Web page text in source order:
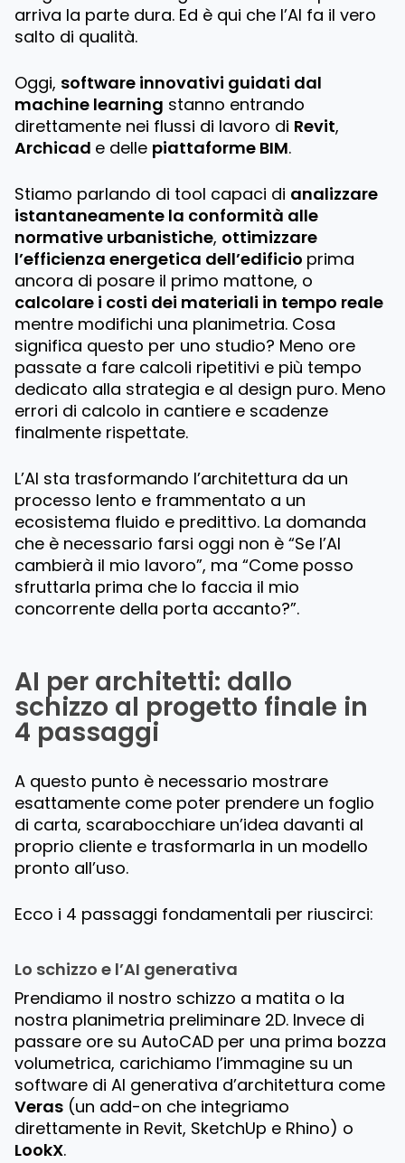
arriva la parte dura. Ed è qui che l’AI fa il vero
salto di qualità.
Oggi, software innovativi guidati dal
machine learning stanno entrando
direttamente nei flussi di lavoro di Revit,
Archicad e delle piattaforme BIM.
Stiamo parlando di tool capaci di analizzare
istantaneamente la conformità alle
normative urbanistiche, ottimizzare
l’efficienza energetica dell’edificio prima
ancora di posare il primo mattone, o
calcolare i costi dei materiali in tempo reale
mentre modifichi una planimetria. Cosa
significa questo per uno studio? Meno ore
passate a fare calcoli ripetitivi e più tempo
dedicato alla strategia e al design puro. Meno
errori di calcolo in cantiere e scadenze
finalmente rispettate.
L’AI sta trasformando l’architettura da un
processo lento e frammentato a un
ecosistema fluido e predittivo. La domanda
che è necessario farsi oggi non è“Se l’AI
cambierà il mio lavoro”, ma“Come posso
sfruttarla prima che lo faccia il mio
concorrente della porta accanto?”.
AI per architetti: dallo
schizzo al progetto finale in
4 passaggi
A questo punto è necessario mostrare
esattamente come poter prendere un foglio
di carta, scarabocchiare un’idea davanti al
proprio cliente e trasformarla in un modello
pronto all’uso.
Ecco i 4 passaggi fondamentali per riuscirci:
Lo schizzo e l’AI generativa
Prendiamo il nostro schizzo a matita o la
nostra planimetria preliminare 2D. Invece di
passare ore su AutoCAD per una prima bozza
volumetrica, carichiamo l’immagine su un
software di AI generativa d’architettura come
Veras (un add-on che integriamo
direttamente in Revit, SketchUp e Rhino) o
LookX.